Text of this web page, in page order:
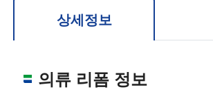
상세정보
의류 리폼 정보